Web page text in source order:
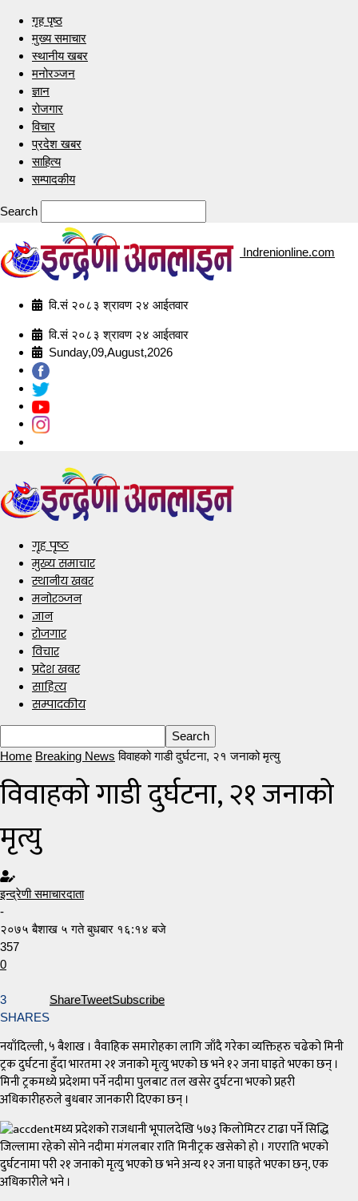
गृह पृष्ठ
मुख्य समाचार
स्थानीय खबर
मनोरञ्जन
ज्ञान
रोजगार
विचार
प्रदेश खबर
साहित्य
सम्पादकीय
Search
Indrenionline.com
वि.सं २०८३ श्रावण २४ आईतवार
वि.सं २०८३ श्रावण २४ आईतवार
Sunday,09,August,2026
गृह पृष्ठ
मुख्य समाचार
स्थानीय खबर
मनोरञ्जन
ज्ञान
रोजगार
विचार
प्रदेश खबर
साहित्य
सम्पादकीय
Home Breaking News विवाहको गाडी दुर्घटना, २१ जनाको मृत्यु
विवाहको गाडी दुर्घटना, २१ जनाको
मृत्यु
इन्द्रेणी समाचारदाता
-
२०७५ बैशाख ५ गते बुधबार १६:१४ बजे
357
0
3
SHARES
ShareTweetSubscribe
नयाँदिल्ली, ५ बैशाख । वैवाहिक समारोहका लागि जाँदै गरेका व्यक्तिहरु चढेको मिनी
ट्रक दुर्घटना हुँदा भारतमा २१ जनाको मृत्यु भएको छ भने १२ जना घाइते भएका छन् ।
मिनी ट्रकमध्ये प्रदेशमा पर्ने नदीमा पुलबाट तल खसेर दुर्घटना भएको प्रहरी
अधिकारीहरुले बुधबार जानकारी दिएका छन् ।
मध्य प्रदेशको राजधानी भूपालदेखि ५७३ किलोमिटर टाढा पर्ने सिद्धि
जिल्लामा रहेको सोने नदीमा मंगलबार राति मिनीट्रक खसेको हो । गएराति भएको
दुर्घटनामा परी २१ जनाको मृत्यु भएको छ भने अन्य १२ जना घाइते भएका छन्, एक
अधिकारीले भने ।